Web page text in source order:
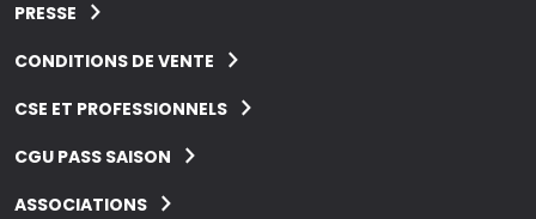
PRESSE
CONDITIONS DE VENTE
CSE ET PROFESSIONNELS
CGU PASS SAISON
ASSOCIATIONS